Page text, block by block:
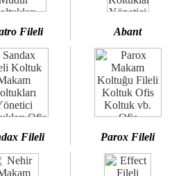
Fileli Abant
Fileli Parox Fileli